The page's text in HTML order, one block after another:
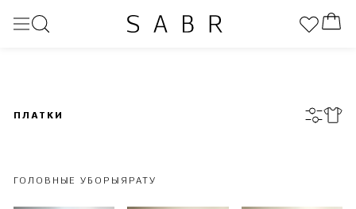
ГОЛОВНЫЕ УБОРЫ ЯРАТУ
ПЛАТКИ